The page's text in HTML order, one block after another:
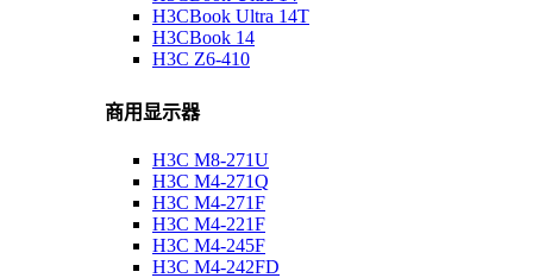
H3CBook Ultra 14T
H3CBook 14
H3C Z6-410
商用显示器
H3C M8-271U
H3C M4-271Q
H3C M4-271F
H3C M4-221F
H3C M4-245F
H3C M4-242FD